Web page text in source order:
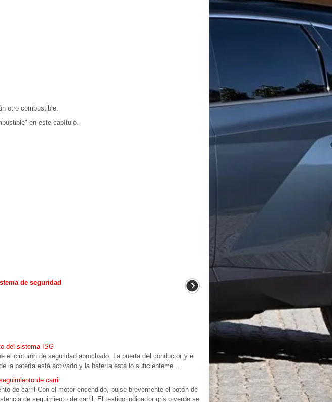
otro combustible.
en este capítulo.
de seguridad
del sistema ISG
cinturón de seguridad abrochado. La puerta del conductor y el
la batería está activado y la batería está lo suficienteme ...
de carril
de carril Con el motor encendido, pulse brevemente el botón de
de seguimiento de carril. El testigo indicador gris o verde se